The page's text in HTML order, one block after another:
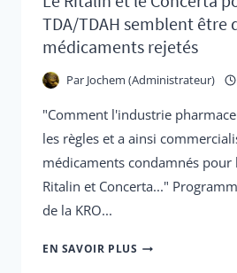
TDA/TDAH semblent être
médicaments rejetés
Par Jochem (Administrateur)
"Comment l'industrie
les règles et a ainsi
médicaments condamnés pour
Ritalin et Concerta..."
de la KRO...
EN SAVOIR PLUS LE